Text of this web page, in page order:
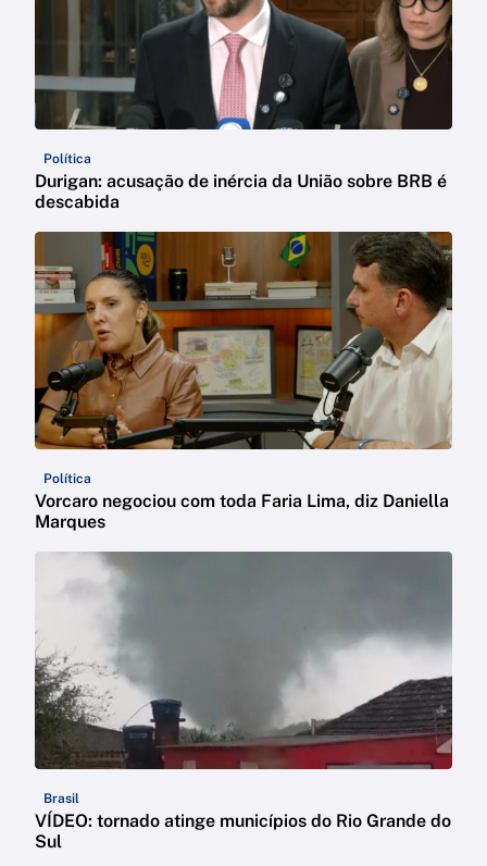
Política
Durigan: acusação de inércia da União sobre BRB é
descabida
Política
Vorcaro negociou com toda Faria Lima, diz Daniella
Marques
Brasil
VÍDEO: tornado atinge municípios do Rio Grande do
Sul